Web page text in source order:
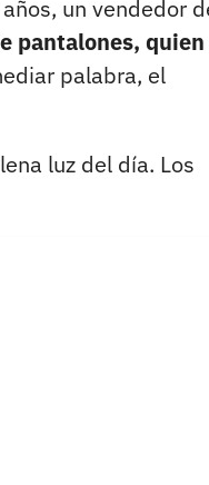
un vendedor
pantalones,
palabra, el
luz del día. Los